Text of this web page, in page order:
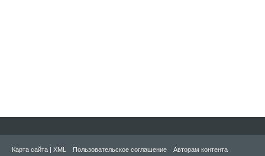
Карта сайта | XML Пользовательское соглашение
Авторам контента